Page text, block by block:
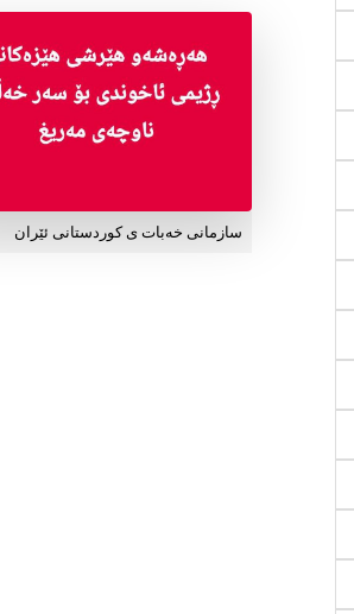
سازمانی خەبات ی کوردستانی ئێران